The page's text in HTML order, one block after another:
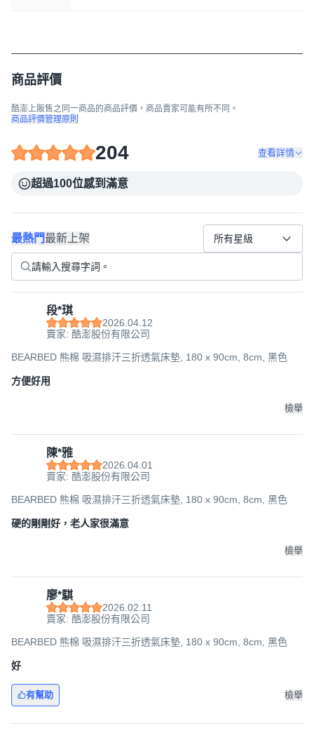
商品評價
酷澎上販售之同一商品的商品評價，商品賣家可能有所不同。
商品評價管理原則
204 查看詳情
超過100位感到滿意
最熱門最新上架 所有星級
段*琪
2026.04.12
賣家: 酷澎股份有限公司
BEARBED 熊棉 吸濕排汗三折透氣床墊, 180 x 90cm, 8cm, 黑色
方便好用
檢舉
陳*雅
2026.04.01
賣家: 酷澎股份有限公司
BEARBED 熊棉 吸濕排汗三折透氣床墊, 180 x 90cm, 8cm, 黑色
硬的剛剛好，老人家很滿意
檢舉
廖*騏
2026.02.11
賣家: 酷澎股份有限公司
BEARBED 熊棉 吸濕排汗三折透氣床墊, 180 x 90cm, 8cm, 黑色
好
有幫助 檢舉